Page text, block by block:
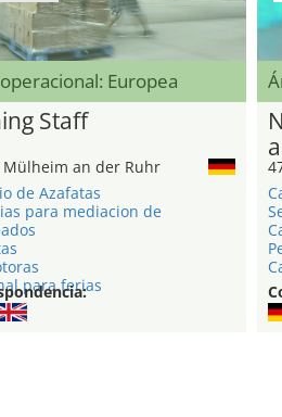
Europea
Staff
Mülheim an der Ruhr
de Azafatas
para mediacion de
para ferias